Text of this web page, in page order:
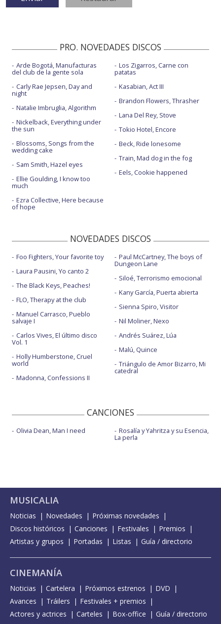
PRO. NOVEDADES DISCOS
Arde Bogotá, Manufacturas
del club de la gente sola
Carly Rae Jepsen, Day and
night
Natalie Imbruglia, Algorithm
Nickelback, Everything under
the sun
Blossoms, Songs from the
wedding cake
Sam Smith, Hazel eyes
Ellie Goulding, I know too
much
Ezra Collective, Here because
of hope
Los Zigarros, Carne con
patatas
Kasabian, Act III
Brandon Flowers, Thrasher
Lana Del Rey, Stove
Tokio Hotel, Encore
Beck, Ride lonesome
Train, Mad dog in the fog
Eels, Cookie happened
NOVEDADES DISCOS
Foo Fighters, Your favorite toy
Laura Pausini, Yo canto 2
The Black Keys, Peaches!
FLO, Therapy at the club
Manuel Carrasco, Pueblo
salvaje I
Carlos Vives, El último disco
Vol. 1
Holly Humberstone, Cruel
world
Madonna, Confessions II
Paul McCartney, The boys of
Dungeon Lane
Siloé, Terrorismo emocional
Kany García, Puerta abierta
Sienna Spiro, Visitor
Nil Moliner, Nexo
Andrés Suárez, Lúa
Malú, Quince
Triángulo de Amor Bizarro, Mi
catedral
CANCIONES
Olivia Dean, Man I need Rosalía y Yahritza y su Esencia,
La perla
MUSICALIA
Noticias Novedades
Próximas novedades
Discos históricos
Canciones Festivales
Premios
Artistas y grupos
Portadas Listas Guía / directorio
CINEMANÍA
Noticias Cartelera Próximos estrenos
DVD
Avances
Tráilers
Festivales + premios
Actores y actrices
Carteles Box-office Guía / directorio